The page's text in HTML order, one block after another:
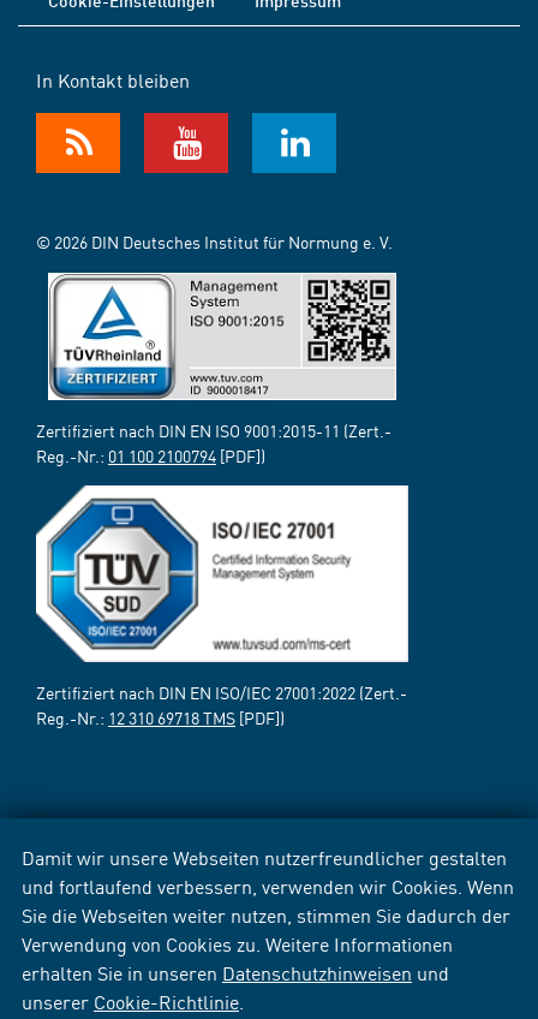
Damit wir unsere Webseiten nutzerfreundlicher gestalten
und fortlaufend verbessern, verwenden wir Cookies. Wenn
Sie die Webseiten weiter nutzen, stimmen Sie dadurch der
Verwendung von Cookies zu. Weitere Informationen
erhalten Sie in unseren Datenschutzhinweisen und
unserer Cookie-Richtlinie
In Kontakt bleiben
© 2026 DIN Deutsches Institut für Normung e. V.
Zertifiziert nach DIN EN ISO 9001:2015-11 (Zert.-
Reg.-Nr.: 01 100 2100794 [PDF])
Zertifiziert nach DIN EN ISO/IEC 27001:2022 (Zert.-
Reg.-Nr.: 12 310 69718 TMS [PDF])